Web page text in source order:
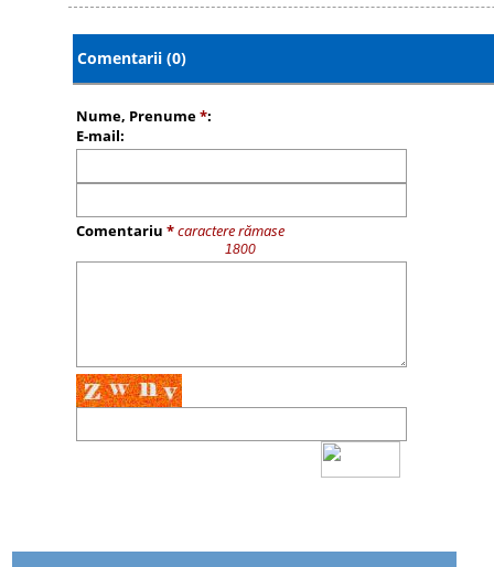
Comentarii (0)
Nume, Prenume*:
E-mail:
Comentariu *caractere rămase